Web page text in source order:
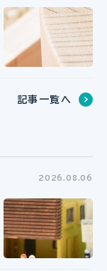
記事一覧へ
2026.08.06